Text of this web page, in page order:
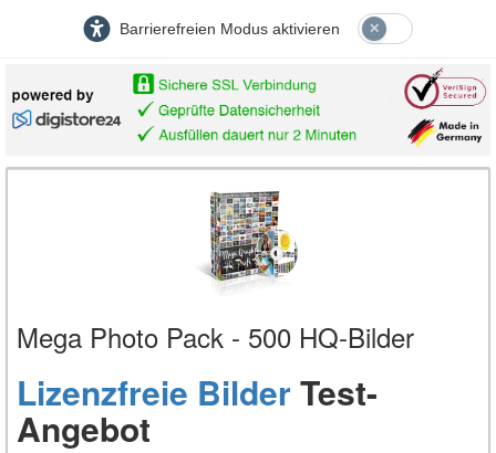
Barrierefreien Modus aktivieren
Mega Photo Pack - 500 HQ-Bilder
Lizenzfreie Bilder Test-
Angebot